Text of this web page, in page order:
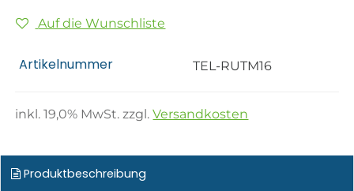
Auf die Wunschliste
Artikelnummer TEL-RUTM16
inkl.19,0% MwSt. zzgl.Versandkosten
Produktbeschreibung